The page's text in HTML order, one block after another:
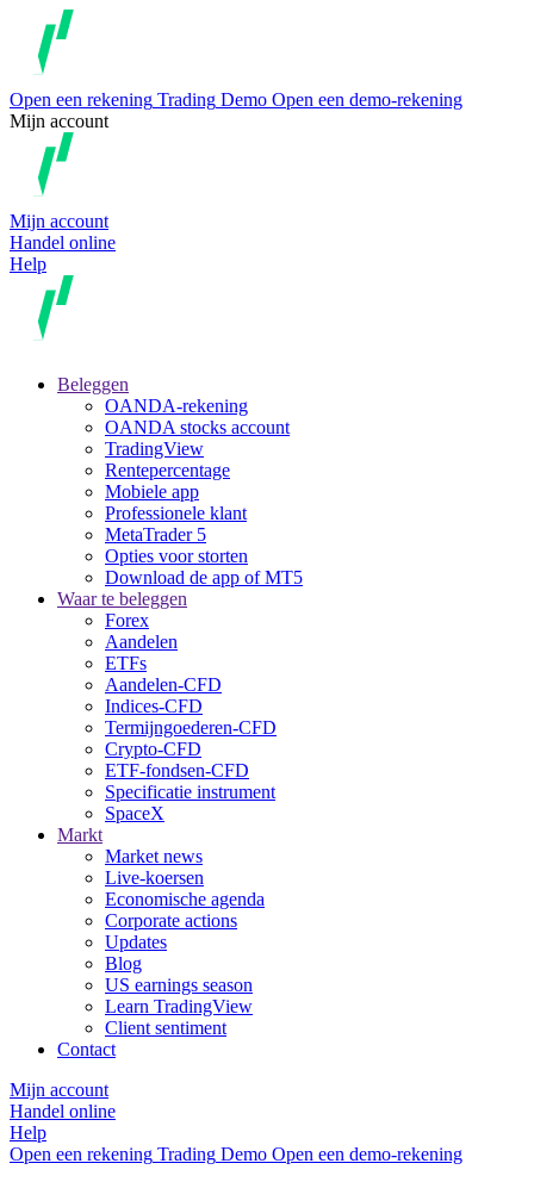
Open een rekening Trading Demo Open een demo-rekening
Mijn account
Mijn account
Handel online
Help
Beleggen
OANDA-rekening
OANDA stocks account
TradingView
Rentepercentage
Mobiele app
Professionele klant
MetaTrader 5
Opties voor storten
Download de app of MT5
Waar te beleggen
Forex
Aandelen
ETFs
Aandelen-CFD
Indices-CFD
Termijngoederen-CFD
Crypto-CFD
ETF-fondsen-CFD
Specificatie instrument
SpaceX
Markt
Market news
Live-koersen
Economische agenda
Corporate actions
Updates
Blog
US earnings season
Learn TradingView
Client sentiment
Contact
Mijn account
Handel online
Help
Open een rekening Trading Demo Open een demo-rekening